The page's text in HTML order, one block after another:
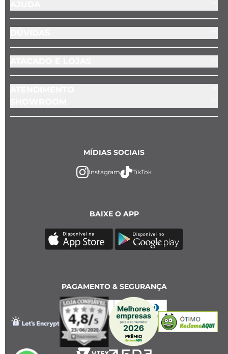
BAIXE O APP
MÍDIAS SOCIAIS
Instagram TikTok
PAGAMENTO & SEGURANÇA